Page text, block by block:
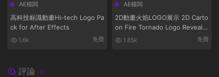
AE模闆
高科技标識動畫Hi-tech Logo Pa
ck for After Effects
1.6k 免費
AE模闆
2D動畫火焰LOGO展示 2D Carto
on Fire Tornado Logo Reveals
[After Effects]
1.85k 免費
評論 0